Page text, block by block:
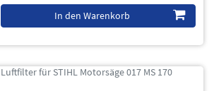
In den Warenkorb
Luftfilter für STIHL Motorsäge 017 MS 170